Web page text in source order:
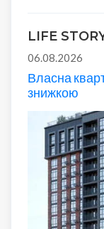
LIFE
06.08.2026
Власна
знижкою